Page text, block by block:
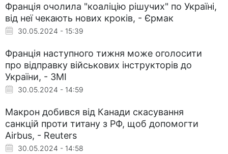
Франція очолила "коаліцію рішучих" по Україні,
від неї чекають нових кроків, - Єрмак
30.05.2024 - 15:39
Франція наступного тижня може оголосити
про відправку військових інструкторів до
України, - ЗМІ
30.05.2024 - 14:59
Макрон добився від Канади скасування
санкцій проти титану з РФ, щоб допомогти
Airbus, - Reuters
30.05.2024 - 14:58